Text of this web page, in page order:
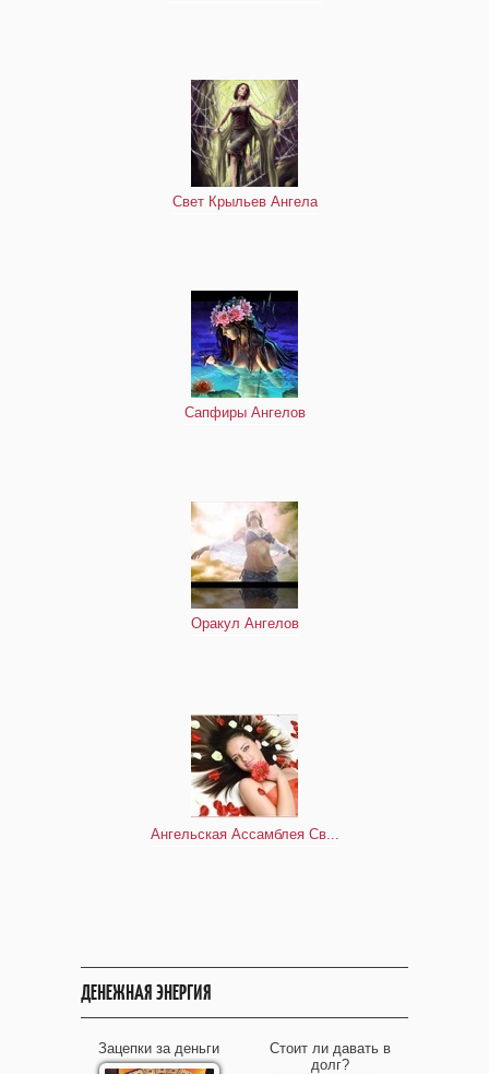
Свет Крыльев Ангела
Сапфиры Ангелов
Оракул Ангелов
Ангельская Ассамблея Св...
ДЕНЕЖНАЯ ЭНЕРГИЯ
Зацепки за деньги
Стоит ли давать в
долг?